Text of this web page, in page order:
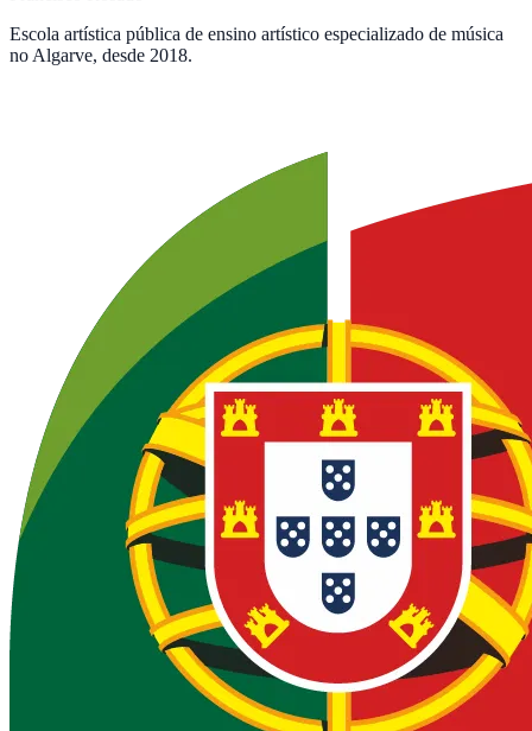
Escola artística pública de ensino artístico especializado de música
no Algarve, desde 2018.